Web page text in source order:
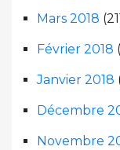
Mars 2018
Février 2018
Janvier 2018
Décembre
Novembre